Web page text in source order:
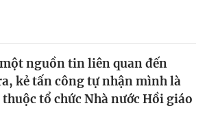
nguồn tin liên quan đến
kẻ tấn công tự nhận mình là
tổ chức Nhà nước Hồi giáo